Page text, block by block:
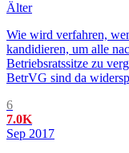
Älter
Wie wird verfahren,
kandidieren, um alle
Betriebsratssitze zu
BetrVG sind da widersp
6
7.0K
Sep 2017